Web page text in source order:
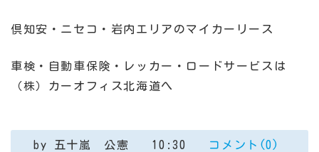
倶知安・ニセコ・岩内エリアのマイカーリース
車検・自動車保険・レッカー・ロードサービスは
（株）カーオフィス北海道へ
by 五十嵐 公憲 10:30 コメント(0)